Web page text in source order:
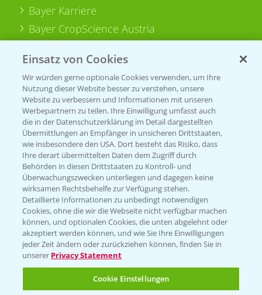
Bayer Karriere
Bayer CropScience Austria
Presse
Vegetables Deutschland
Infos
LINKS
Apps
Wetter Aktuell
BROSCHÜREN
Ackerbau
Saatgut
Sonderkulturen
Einsatz von Cookies
Wir würden gerne optionale Cookies verwenden, um Ihre
Nutzung dieser Website besser zu verstehen, unsere
Website zu verbessern und Informationen mit unseren
Werbepartnern zu teilen. Ihre Einwilligung umfasst auch
die in der Datenschutzerklärung im Detail dargestellten
Übermittlungen an Empfänger in unsicheren Drittstaaten,
wie insbesondere den USA. Dort besteht das Risiko, dass
Ihre derart übermittelten Daten dem Zugriff durch
Behörden in diesen Drittstaaten zu Kontroll- und
Überwachungszwecken unterliegen und dagegen keine
wirksamen Rechtsbehelfe zur Verfügung stehen.
Detaillierte Informationen zu unbedingt notwendigen
Cookies, ohne die wir die Webseite nicht verfügbar machen
können, und optionalen Cookies, die unten abgelehnt oder
akzeptiert werden können, und wie Sie Ihre Einwilligungen
jeder Zeit ändern oder zurückziehen können, finden Sie in
unserer Privacy Statement
Cookie Einstellungen